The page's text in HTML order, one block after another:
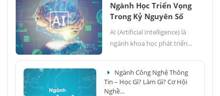
Ngành Học Triển Vọng
Trong Kỷ Nguyên Số
AI (Artificial Intelligence) là
ngành khoa học phát triển...
Ngành Công Nghệ Thông
Tin – Học Gì? Làm Gì? Cơ Hội
Nghề...